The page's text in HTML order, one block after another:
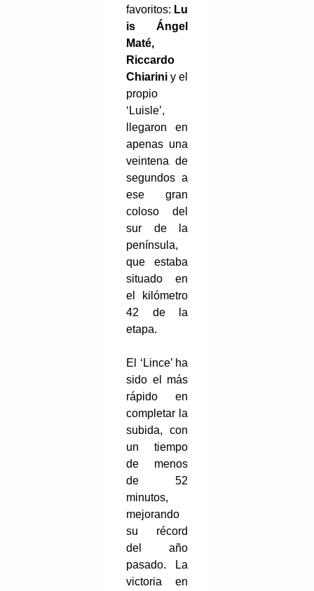
favoritos: Lu
is Ángel
Maté,
Riccardo
Chiarini y el
propio
‘Luisle’,
llegaron en
apenas una
veintena de
segundos a
ese gran
coloso del
sur de la
península,
que estaba
situado en
el kilómetro
42 de la
etapa.
El ‘Lince’ ha
sido el más
rápido en
completar la
subida, con
un tiempo
de menos
de 52
minutos,
mejorando
su récord
del año
pasado. La
victoria en